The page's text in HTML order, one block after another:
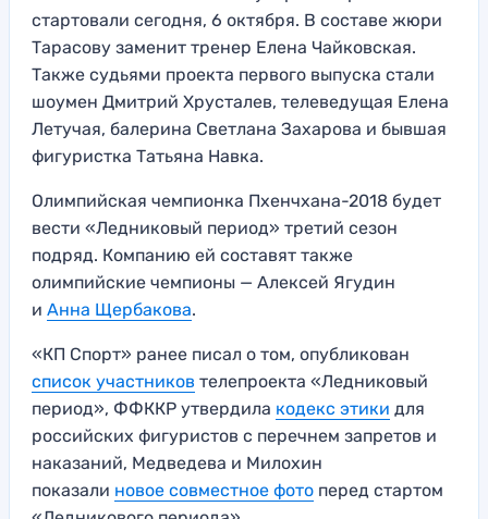
стартовали сегодня, 6 октября. В составе жюри
Тарасову заменит тренер Елена Чайковская.
Также судьями проекта первого выпуска стали
шоумен Дмитрий Хрусталев, телеведущая Елена
Летучая, балерина Светлана Захарова и бывшая
фигуристка Татьяна Навка.
Олимпийская чемпионка Пхенчхана-2018 будет
вести «Ледниковый период» третий сезон
подряд. Компанию ей составят также
олимпийские чемпионы — Алексей Ягудин
и Анна Щербакова.
«КП Спорт» ранее писал о том, опубликован
список участников телепроекта «Ледниковый
период», ФФККР утвердила кодекс этики для
российских фигуристов с перечнем запретов и
наказаний, Медведева и Милохин
показали новое совместное фото перед стартом